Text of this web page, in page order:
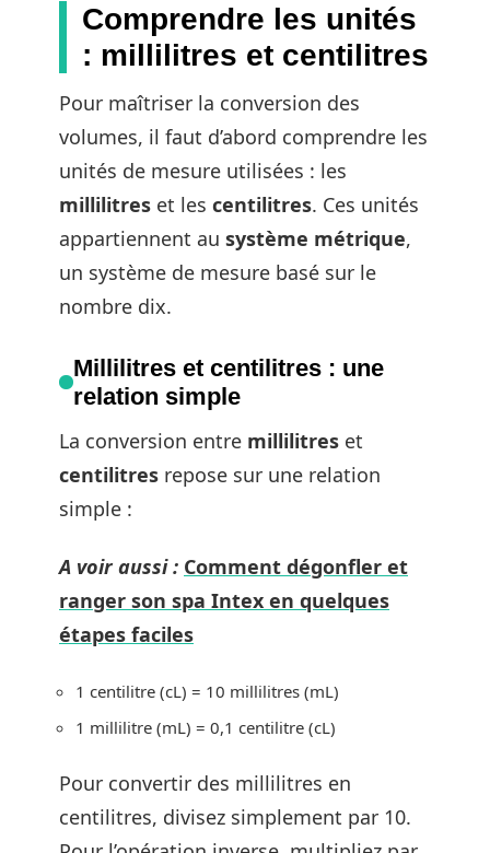
Comprendre les unités
: millilitres et centilitres
Pour maîtriser la conversion des
volumes, il faut d’abord comprendre les
unités de mesure utilisées : les
millilitres et les centilitres. Ces unités
appartiennent au système métrique,
un système de mesure basé sur le
nombre dix.
Millilitres et centilitres : une
relation simple
La conversion entre millilitres et
centilitres repose sur une relation
simple :
A voir aussi : Comment dégonfler et
ranger son spa Intex en quelques
étapes faciles
1 centilitre (cL) = 10 millilitres (mL)
1 millilitre (mL) = 0,1 centilitre (cL)
Pour convertir des millilitres en
centilitres, divisez simplement par 10.